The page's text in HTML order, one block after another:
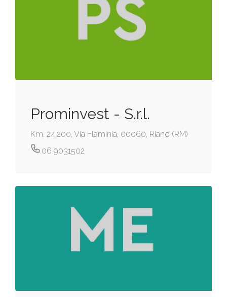
Prominvest - S.r.l.
Km. 24.200, Via Flaminia, 00060, Riano (RM)
06 9031502